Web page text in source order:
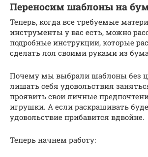
Переносим шаблоны на
Теперь, когда все требуемые
инструменты у вас есть, можно
подробные инструкции, которые
сделать лол своими руками из
Почему мы выбрали шаблоны без
лишать себя удовольствия
проявить свои личные
игрушки. А если раскрашивать
удовольствие прибавится вдвойне.
Теперь начнем работу: